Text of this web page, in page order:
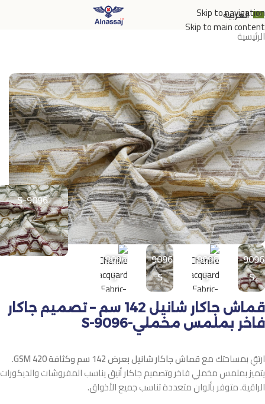
Skip to navigation
Skip to main content
العربية
الرئيسية
9096-S
9096-
S
9096-
S
9096-
S
9096-
S
قماش جاكار شانيل 142 سم – تصميم جاكار
فاخر بملمس مخملي-9096-S
ارتقِ بمساحتك معقماش جاكار شانيل بعرض 142 سم وكثافة 420 GSM
.
يتميز بملمس مخملي فاخر وتصميم جاكار أنيق يناسب المفروشات والديكورات
الراقية. متوفر بألوان متعددة تناسب جميع الأذواق.